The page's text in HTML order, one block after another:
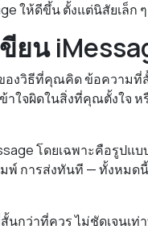
ให้ดีขึ้น ตั้งแต่นิสัยเล็ก
ยน
งวิธีที่คุณคิด ข้อความที่
าใจผิดในสิ่งที่คุณตั้งใจ
โดยเฉพาะคือรูปแ
พ์ การส่งทันที — ทั้งหมด
กว่าที่ควร ไม่ชัดเจนเท่